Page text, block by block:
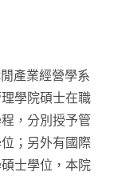
產業經營學系
學院碩士在職
，分別授予管
；另外有國際
士學位，本院